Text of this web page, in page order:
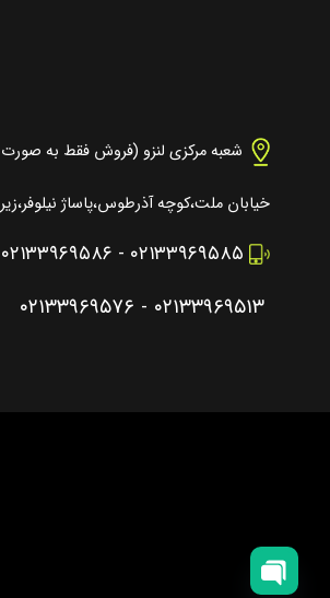
شعبه مرکزی لنزو (فروش فقط به
خیابان ملت،کوچه آذرطوس،پاساژ نیلوفر،زیر
۰۲۱۳۳۹۶۹۵۸۵ - ۰۲۱۳۳۹۶۹۵۸۶
۰۲۱۳۳۹۶۹۵۱۳ - ۰۲۱۳۳۹۶۹۵۷۶